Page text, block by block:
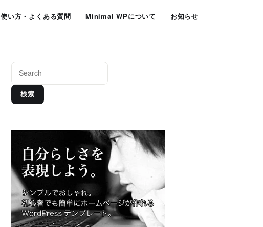
使い方・よくある質問 Minimal WPについて お知らせ
検索